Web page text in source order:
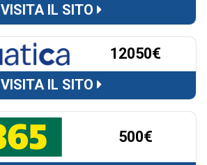
VISITA IL SITO
12050€
VISITA IL SITO
500€